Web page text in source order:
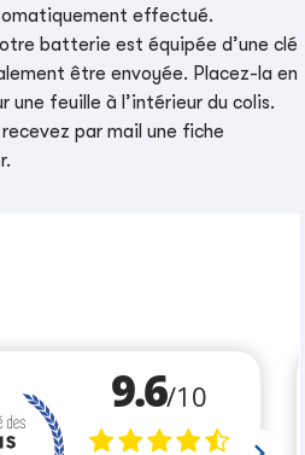
effectué.
batterie est équipée d’une clé
être envoyée. Placez-la en
une feuille à l’intérieur du colis.
par mail une fiche